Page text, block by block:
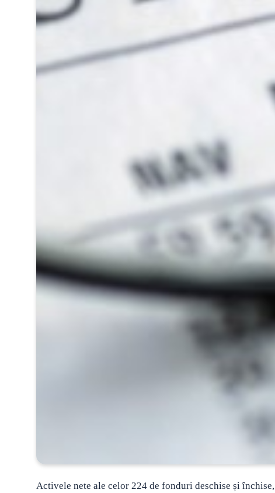
Activele nete ale celor 224 de fonduri deschise și